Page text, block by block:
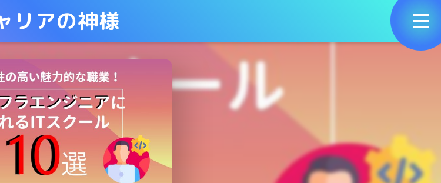
リアの神様
カテゴリー
就活支援サービス
就活サイト・サービスTOP10
逆オファー型サービスまとめ
OB訪問サービスランキング